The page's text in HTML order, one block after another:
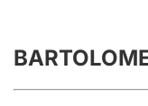
Årsrekneskap
Innsending og